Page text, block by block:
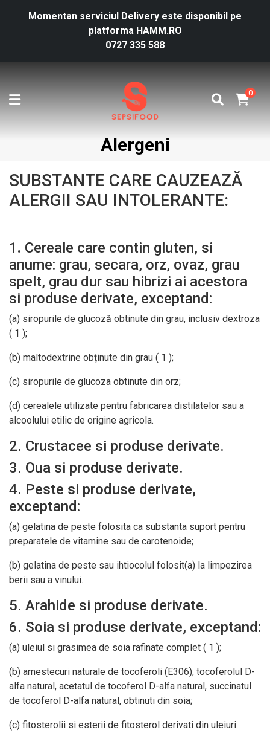
Momentan serviciul Delivery este disponibil pe
platforma HAMM.RO
0727 335 588
0
Alergeni
SUBSTANTE CARE CAUZEAZĂ
ALERGII SAU INTOLERANTE:
1 . Cereale care contin gluten, si
anume: grau, secara, orz, ovaz, grau
spelt, grau dur sau hibrizi ai acestora
si produse derivate, exceptand:
(a) siropurile de glucoză obtinute din grau, inclusiv dextroza
( 1 );
(b) maltodextrine obținute din grau ( 1 );
(c) siropurile de glucoza obtinute din orz;
(d) cerealele utilizate pentru fabricarea distilatelor sau a
alcoolului etilic de origine agricola.
2. Crustacee si produse derivate.
3. Oua si produse derivate.
4. Peste si produse derivate,
exceptand:
(a) gelatina de peste folosita ca substanta suport pentru
preparatele de vitamine sau de carotenoide;
(b) gelatina de peste sau ihtiocolul folosit(a) la limpezirea
berii sau a vinului.
5. Arahide si produse derivate.
6. Soia si produse derivate, exceptand:
(a) uleiul si grasimea de soia rafinate complet ( 1 );
(b) amestecuri naturale de tocoferoli (E306), tocoferolul D-
alfa natural, acetatul de tocoferol D-alfa natural, succinatul
de tocoferol D-alfa natural, obtinuti din soia;
(c) fitosterolii si esterii de fitosterol derivati din uleiuri